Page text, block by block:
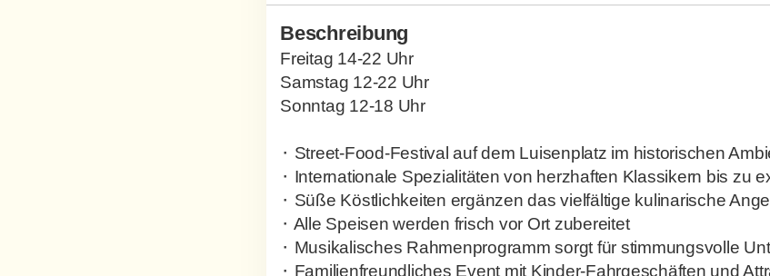
Beschreibung
Freitag 14-22 Uhr
Samstag 12-22 Uhr
Sonntag 12-18 Uhr
⬝ Street-Food-Festival auf dem Luisenplatz im historischen
⬝ Internationale Spezialitäten von herzhaften Klassikern bis zu
⬝ Süße Köstlichkeiten ergänzen das vielfältige kulinarische
⬝ Alle Speisen werden frisch vor Ort zubereitet
⬝ Musikalisches Rahmenprogramm sorgt für stimmungsvolle
⬝ Familienfreundliches Event mit Kinder-Fahrgeschäften und